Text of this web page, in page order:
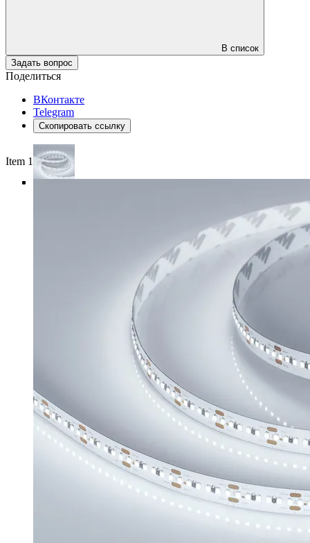
В список
Задать вопрос
Поделиться
ВКонтакте
Telegram
Скопировать ссылку
Item 1 of 4